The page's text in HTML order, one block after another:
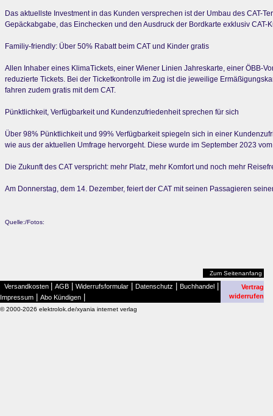
Das aktuellste Investment in das Kunden versprechen ist der Umbau des CAT-
Gepäckabgabe, das Einchecken und den Ausdruck der Bordkarte exklusiv
Familiy-friendly: Über 50% Rabatt beim CAT und Kinder gratis
Allen Inhaber eines KlimaTickets, einer Wiener Linien Jahreskarte, einer ÖBB-
reduzierte Tickets. Bei der Ticketkontrolle im Zug ist die jeweilige
fahren zudem gratis mit dem CAT.
Pünktlichkeit, Verfügbarkeit und Kundenzufriedenheit sprechen für sich
Über 98% Pünktlichkeit und 99% Verfügbarkeit spiegeln sich in einer
wie aus der aktuellen Umfrage hervorgeht. Diese wurde im September 2023
Die Zukunft des CAT verspricht: mehr Platz, mehr Komfort und noch mehr
Am Donnerstag, dem 14. Dezember, feiert der CAT mit seinen Passagieren
Quelle:/Fotos:
Zum Seitenanfang
Versandkosten AGB Widerrufsformular Datenschutz Buchhandel
Impressum Abo Kündigen
Vertrag
widerrufen
© 2000-2026 elektrolok.de/xyania internet verlag